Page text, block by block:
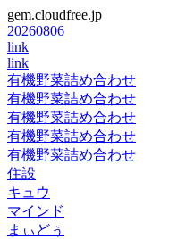
gem.cloudfree.jp
20260806
link
link
有機野菜詰め合わせ
有機野菜詰め合わせ
有機野菜詰め合わせ
有機野菜詰め合わせ
有機野菜詰め合わせ
住設
キュウ
マインド
まぃどぅ